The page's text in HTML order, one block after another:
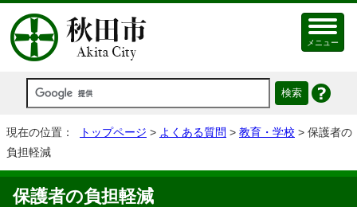
メニュー
現在の位置： トップページ > よくある質問 > 教育・学校 > 保護者の
負担軽減
保護者の負担軽減